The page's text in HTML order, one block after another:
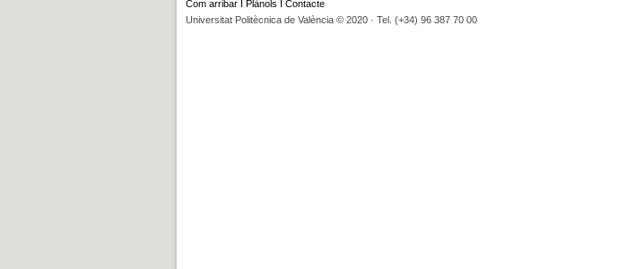
Com arribar I Plànols I Contacte
Universitat Politècnica de València © 2020 · Tel. (+34) 96 387 70 00